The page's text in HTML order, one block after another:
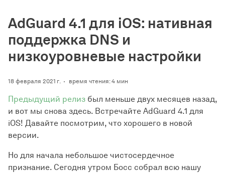
AdGuard 4.1 для iOS: нативная
поддержка DNS и
низкоуровневые настройки
18 февраля 2021 г. время чтения: 4 мин
Предыдущий релиз был меньше двух месяцев назад,
и вот мы снова здесь. Встречайте AdGuard 4.1 для
iOS! Давайте посмотрим, что хорошего в новой
версии.
Но для начала небольшое чистосердечное
признание. Сегодня утром Босс собрал всю нашу